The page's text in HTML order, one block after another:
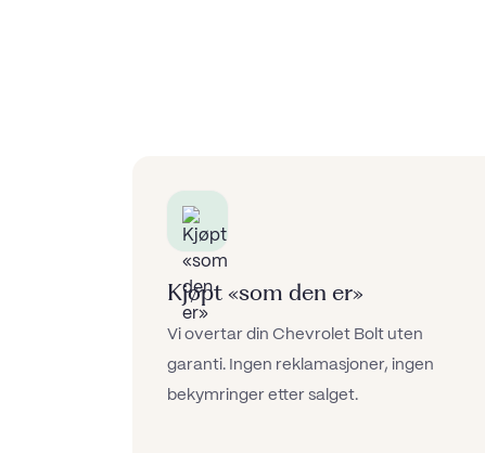
Kjøpt «som den er»
Vi overtar din Chevrolet Bolt uten
garanti. Ingen reklamasjoner, ingen
bekymringer etter salget.